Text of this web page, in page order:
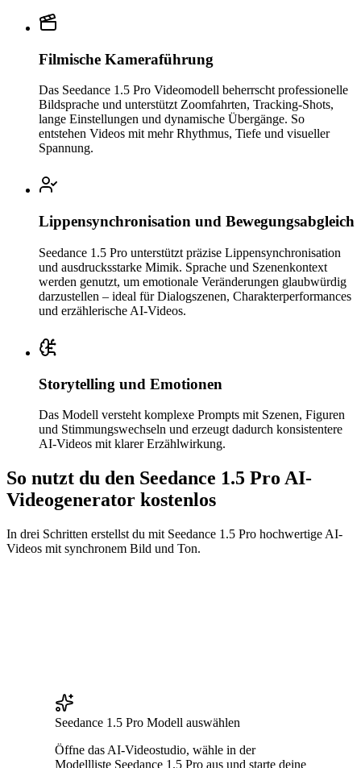
Filmische Kameraführung
Das Seedance 1.5 Pro Videomodell beherrscht professionelle
Bildsprache und unterstützt Zoomfahrten, Tracking-Shots,
lange Einstellungen und dynamische Übergänge. So
entstehen Videos mit mehr Rhythmus, Tiefe und visueller
Spannung.
Lippensynchronisation und Bewegungsabgleich
Seedance 1.5 Pro unterstützt präzise Lippensynchronisation
und ausdrucksstarke Mimik. Sprache und Szenenkontext
werden genutzt, um emotionale Veränderungen glaubwürdig
darzustellen – ideal für Dialogszenen, Charakterperformances
und erzählerische AI-Videos.
Storytelling und Emotionen
Das Modell versteht komplexe Prompts mit Szenen, Figuren
und Stimmungswechseln und erzeugt dadurch konsistentere
AI-Videos mit klarer Erzählwirkung.
So nutzt du den Seedance 1.5 Pro AI-
Videogenerator kostenlos
In drei Schritten erstellst du mit Seedance 1.5 Pro hochwertige AI-
Videos mit synchronem Bild und Ton.
Seedance 1.5 Pro Modell auswählen
Öffne das AI-Videostudio, wähle in der
Modellliste Seedance 1.5 Pro aus und starte deine